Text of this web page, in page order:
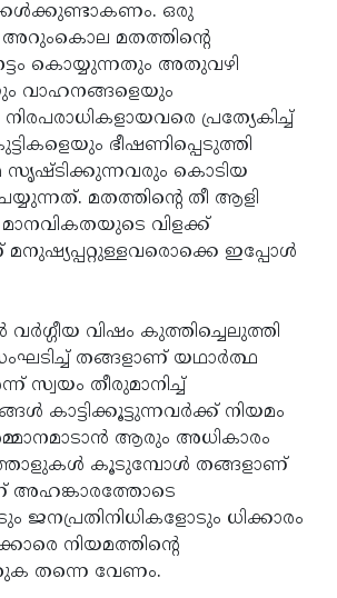
ഒരു
അറുംകൊല മതത്തിന്റെ
കൊയ്യുന്നതും അതുവഴി
വാഹനങ്ങളെയും
പ്രത്യേകിച്ച്
ഭീഷണിപ്പെടുത്തി
സൃഷ്ടിക്കുന്നവരും കൊടിയ
മതത്തിന്റെ തീ ആളി
വിളക്ക്
ഇപ്പോള്‍
വിഷം കുത്തിച്ചെലുത്തി
തങ്ങളാണ് യഥാര്‍ത്ഥ
സ്വയം തീരുമാനിച്ച്
കാട്ടിക്കൂട്ടുന്നവര്‍ക്ക് നിയമം
ആരും അധികാരം
പത്താളുകള്‍ കൂടുമ്പോള്‍ തങ്ങളാണ്
അഹങ്കാരത്തോടെ
ജനപ്രതിനിധികളോടും ധിക്കാരം
നിയമത്തിന്റെ
തന്നെ വേണം.